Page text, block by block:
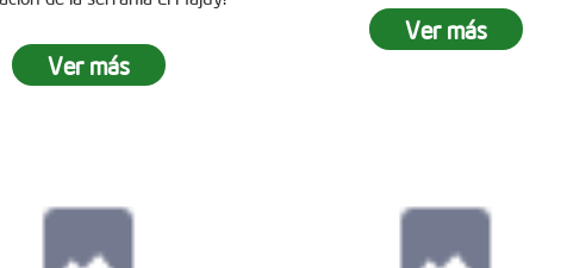
en el Páramo
Ver más
Siembra en el páramo
Sumapaz
Ver más